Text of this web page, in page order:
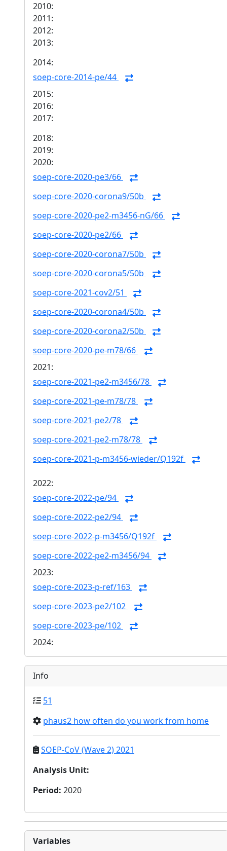
2010:
2011:
2012:
2013:
2014:
soep-core-2014-pe/44
2015:
2016:
2017:
2018:
2019:
2020:
soep-core-2020-pe3/66
soep-core-2020-corona9/50b
soep-core-2020-pe2-m3456-nG/66
soep-core-2020-pe2/66
soep-core-2020-corona7/50b
soep-core-2020-corona5/50b
soep-core-2021-cov2/51
soep-core-2020-corona4/50b
soep-core-2020-corona2/50b
soep-core-2020-pe-m78/66
2021:
soep-core-2021-pe2-m3456/78
soep-core-2021-pe-m78/78
soep-core-2021-pe2/78
soep-core-2021-pe2-m78/78
soep-core-2021-p-m3456-wieder/Q192f
2022:
soep-core-2022-pe/94
soep-core-2022-pe2/94
soep-core-2022-p-m3456/Q192f
soep-core-2022-pe2-m3456/94
2023:
soep-core-2023-p-ref/163
soep-core-2023-pe2/102
soep-core-2023-pe/102
2024:
Info
51
phaus2 how often do you work from home
SOEP-CoV (Wave 2) 2021
Analysis Unit:
Period: 2020
Variables